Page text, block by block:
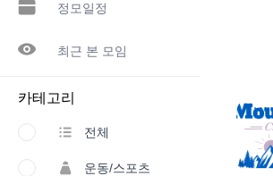
정모일정
최근 본 모임
카테고리
전체
운동/스포츠